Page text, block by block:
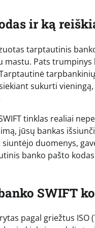
ir ką
tarptautinis
mastu. Pats
sukurti
tinklas realiai
jūsų bankas
duomenys,
banko pašto
SWIFT
pagal griežtus